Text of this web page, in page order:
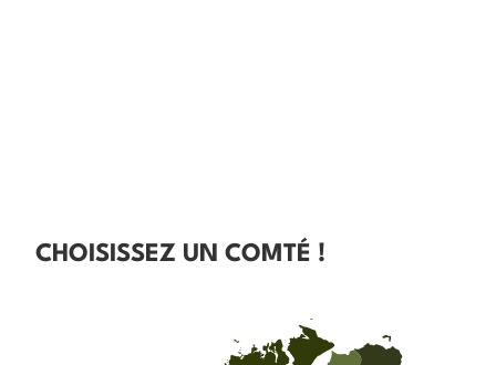
CHOISISSEZ UN COMTÉ !